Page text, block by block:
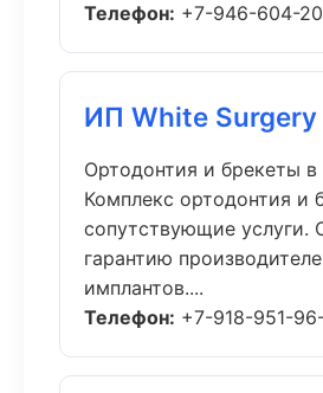
Телефон: +7-946-604-
ИП White Surgery
Ортодонтия и брекеты
Комплекс ортодонтия и
сопутствующие услуги.
гарантию
имплантов....
Телефон: +7-918-951-